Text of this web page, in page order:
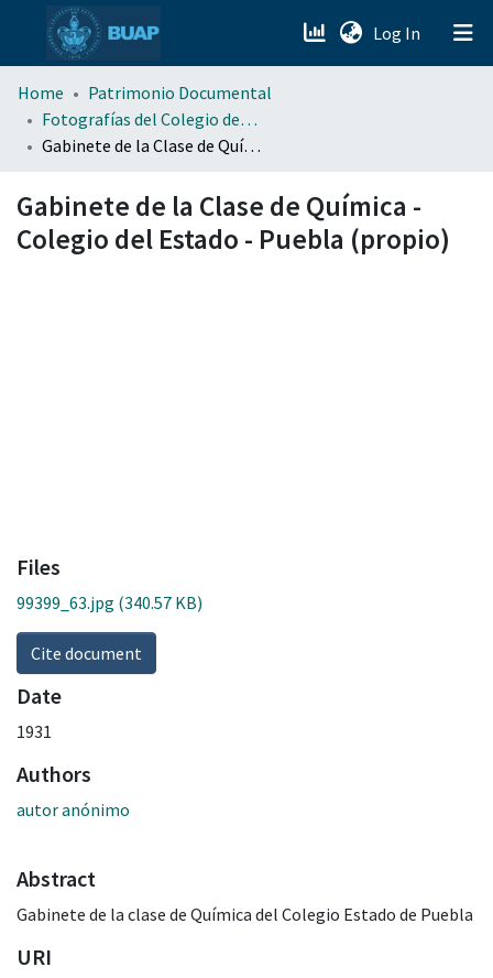
Log In (current)
menu.section.about_menu
All of DSpace
Home
Patrimonio Documental
Fotografías del Colegio del Estado de Puebla
Gabinete de la Clase de Química - Colegio del Estado - Puebla (propio)
Gabinete de la Clase de Química -
Colegio del Estado - Puebla (propio)
Files
99399_63.jpg (340.57 KB)
Cite document
Date
1931
Authors
autor anónimo
Abstract
URI